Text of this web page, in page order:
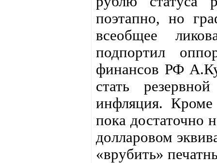
поэтапно, но
всеобщее
подпортил
финансов РФ
стать
инфляция.
пока достаточно
долларовом
«врубить»